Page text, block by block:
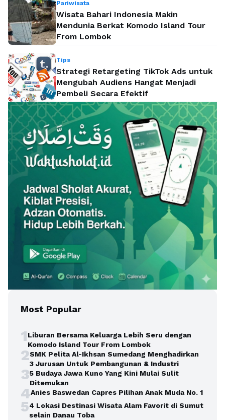
Pariwisata
Wisata Bahari Indonesia Makin
Mendunia Berkat Komodo Island Tour
From Lombok
Tips
Strategi Retargeting TikTok Ads untuk
Mengubah Audiens Hangat Menjadi
Pembeli Secara Efektif
Most Popular
1Liburan Bersama Keluarga Lebih Seru dengan
Komodo Island Tour From Lombok
2SMK Pelita Al-Ikhsan Sumedang Menghadirkan
3 Jurusan Untuk Pembangunan & Industri
35 Budaya Jawa Kuno Yang Kini Mulai Sulit
Ditemukan
4Anies Baswedan Capres Pilihan Anak Muda No. 1
54 Lokasi Destinasi Wisata Alam Favorit di Sumut
selain Danau Toba